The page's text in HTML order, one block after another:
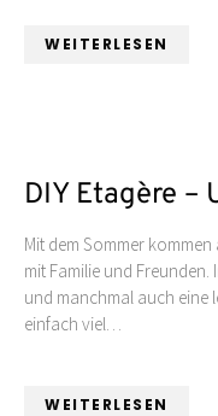
WEITERLESEN
DIY Etagère –
Mit dem Sommer
mit Familie und
und manchmal auch eine
einfach viel…
WEITERLESEN